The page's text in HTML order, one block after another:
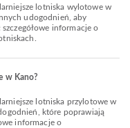
lotniska wylotowe w
udogodnień, aby
informacje o
w Kano?
lotniska przylotowe w
które poprawiają
informacje o